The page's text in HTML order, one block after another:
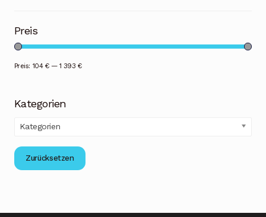
Preis
Preis: 104 €— 1 393 €
Kategorien
Kategorien
Zurücksetzen